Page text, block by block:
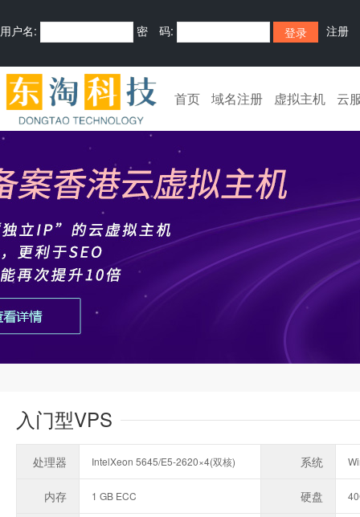
用户名: 密 码: 注册
首页 域名注册 虚拟主机 云
入门型VPS
处理器 IntelXeon 5645/E5-2620×4(双核) 系统
内存 1 GB ECC 硬盘